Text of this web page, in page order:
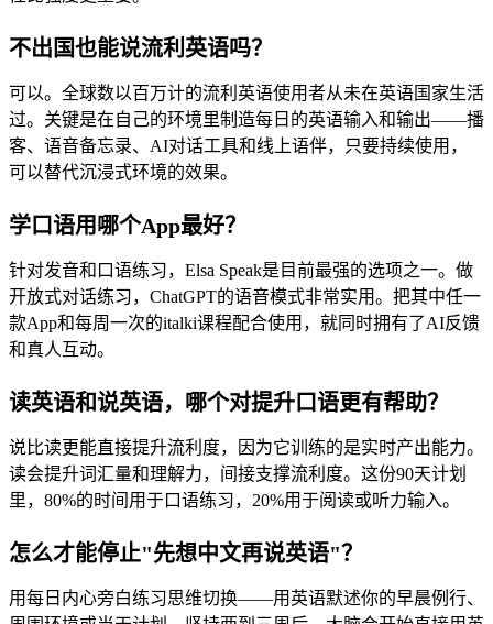
不出国也能说流利英语吗？
可以。全球数以百万计的流利英语使用者从未在英语国家生活
过。关键是在自己的环境里制造每日的英语输入和输出——播
客、语音备忘录、AI对话工具和线上语伴，只要持续使用，
可以替代沉浸式环境的效果。
学口语用哪个App最好？
针对发音和口语练习，Elsa Speak是目前最强的选项之一。做
开放式对话练习，ChatGPT的语音模式非常实用。把其中任一
款App和每周一次的italki课程配合使用，就同时拥有了AI反馈
和真人互动。
读英语和说英语，哪个对提升口语更有帮助？
说比读更能直接提升流利度，因为它训练的是实时产出能力。
读会提升词汇量和理解力，间接支撑流利度。这份90天计划
里，80%的时间用于口语练习，20%用于阅读或听力输入。
怎么才能停止"先想中文再说英语"？
用每日内心旁白练习思维切换——用英语默述你的早晨例行、